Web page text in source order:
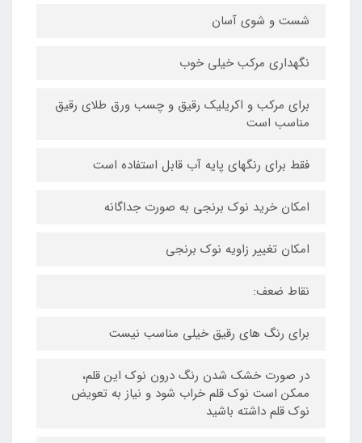
شست و شوی آسان
نگهداری مرکب خیلی خوب
برای مرکب و اکریلیک رقیق و چسب ورق طلای رقیق
مناسب است
فقط برای رنگهای پایه آب قابل استفاده است
امکان خرید نوک برنجی به صورت جداگانه
امکان تغییر زاویه نوک برنجی
نقاط ضعف:
برای رنگ های رقیق خیلی مناسب نیست
در صورت خشک شدن رنگ درون نوک این قلم،
ممکن است نوک قلم خراب شود و نیاز به تعویض
نوک قلم داشته باشید